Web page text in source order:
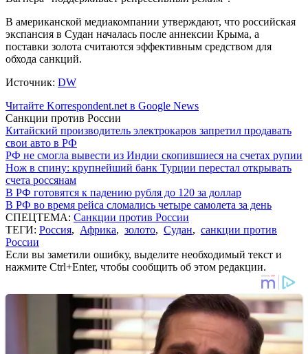
В американской медиакомпании утверждают, что российская
экспансия в Судан началась после аннексии Крыма, а
поставки золота считаются эффективным средством для
обхода санкций.
Источник: DW
Читайте Korrespondent.net в Google News
Санкции против России
Китайский производитель электрокаров запретил продавать
свои авто в РФ
РФ не смогла вывести из Индии скопившиеся на счетах рупии
Нож в спину: крупнейший банк Турции перестал открывать
счета россянам
В РФ готовятся к падению рубля до 120 за доллар
В РФ во время рейса сломались четыре самолета за день
СПЕЦТЕМА: Санкции против России
ТЕГИ: Россия, Африка, золото, Судан, санкции против
России
Если вы заметили ошибку, выделите необходимый текст и
нажмите Ctrl+Enter, чтобы сообщить об этом редакции.